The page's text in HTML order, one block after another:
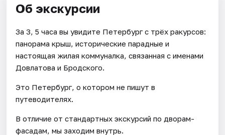
Об экскурсии
За 3, 5 часа вы увидите Петербург с трёх ракурсов:
панорама крыш, исторические парадные и
настоящая жилая коммуналка, связанная с именами
Довлатова и Бродского.
Это Петербург, о котором не пишут в
путеводителях.
В отличие от стандартных экскурсий по дворам-
фасадам, мы заходим внутрь.